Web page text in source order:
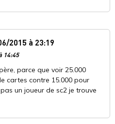
2015 à 23:19
14:45
parce que voir 25.000
cartes contre 15.000 pour
un joueur de sc2 je trouve